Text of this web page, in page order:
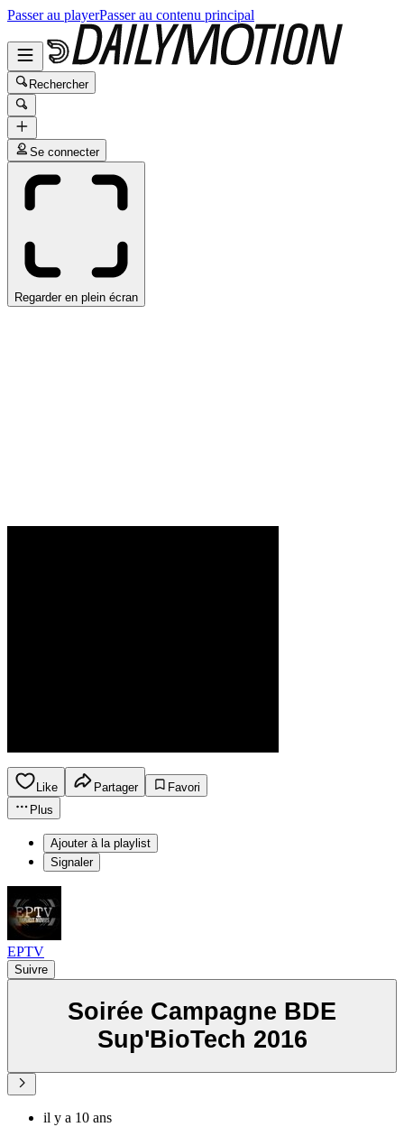
Passer au playerPasser au contenu principal
Rechercher
Se connecter
Regarder en plein écran
Like Partager
Favori
Plus
Ajouter à la playlist
Signaler
EPTV
Suivre
Soirée Campagne BDE
Sup'BioTech 2016
il y a 10 ans